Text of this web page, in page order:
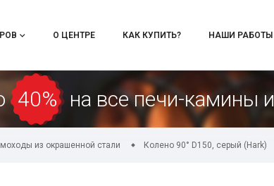
О ЦЕНТРЕ КАК КУПИТЬ? НАШИ РАБОТЫ
40% на все печи-камины
из окрашенной стали Колено 90° D150, серый (Hark)